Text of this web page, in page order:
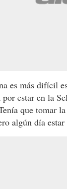
es más difícil
estar en la
que tomar
algún día